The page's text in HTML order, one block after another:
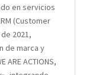
en servicios
(Customer
2021,
de marca y
ACTIONS,